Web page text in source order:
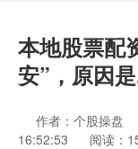
本地股票配
安”，原因
作者：个股操盘
16:52:53
阅读：